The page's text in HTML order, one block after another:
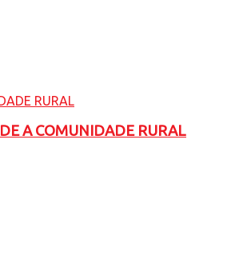
A COMUNIDADE RURAL